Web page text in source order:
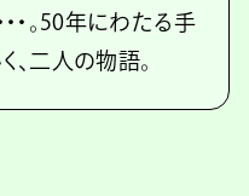
・。50年にわたる手
、二人の物語。